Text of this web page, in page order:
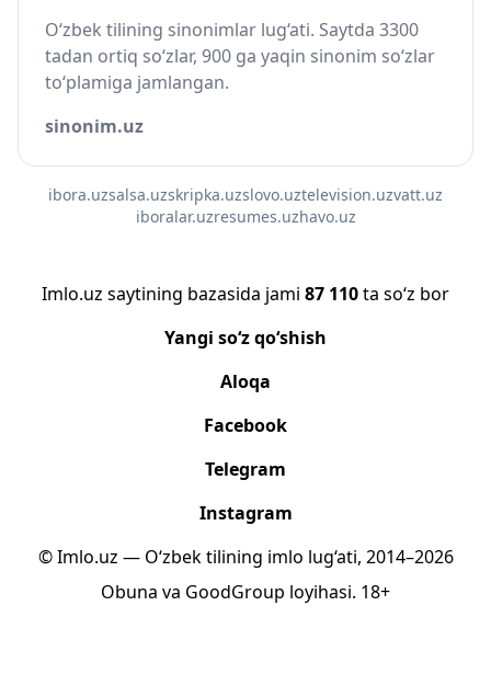
O‘zbek tilining sinonimlar lug‘ati. Saytda 3300
tadan ortiq so‘zlar, 900 ga yaqin sinonim so‘zlar
to‘plamiga jamlangan.
sinonim.uz
ibora.uzsalsa.uzskripka.uzslovo.uztelevision.uzvatt.uz
iboralar.uzresumes.uzhavo.uz
Imlo.uz saytining bazasida jami 87 110ta so‘z bor
Yangi so‘z qo‘shish
Aloqa
Facebook
Telegram
Instagram
© Imlo.uz — O‘zbek tilining imlo lug‘ati, 2014–2026
Obuna va GoodGroup loyihasi. 18+